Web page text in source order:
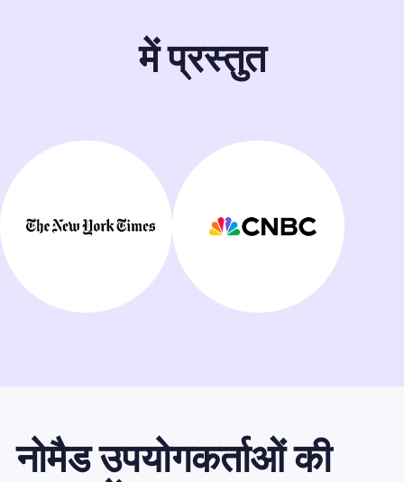
में प्रस्तुत
नोमैड उपयोगकर्ताओं की